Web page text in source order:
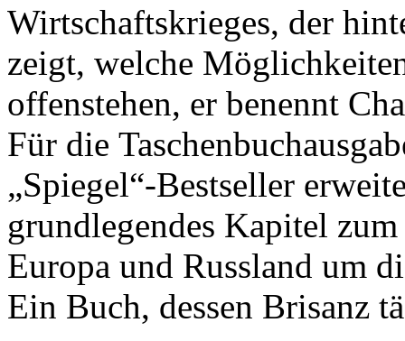
Wirtschaftskrieges, der
zeigt, welche
offenstehen, er benennt
Für die
„Spiegel“-Bestseller
grundlegendes Kapitel
Europa und Russland um
Ein Buch, dessen Brisanz